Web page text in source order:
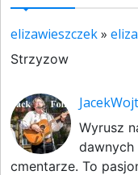
elizawieszczek»
Strzyzow
Wyrusz
dawnych
cmentarze. To